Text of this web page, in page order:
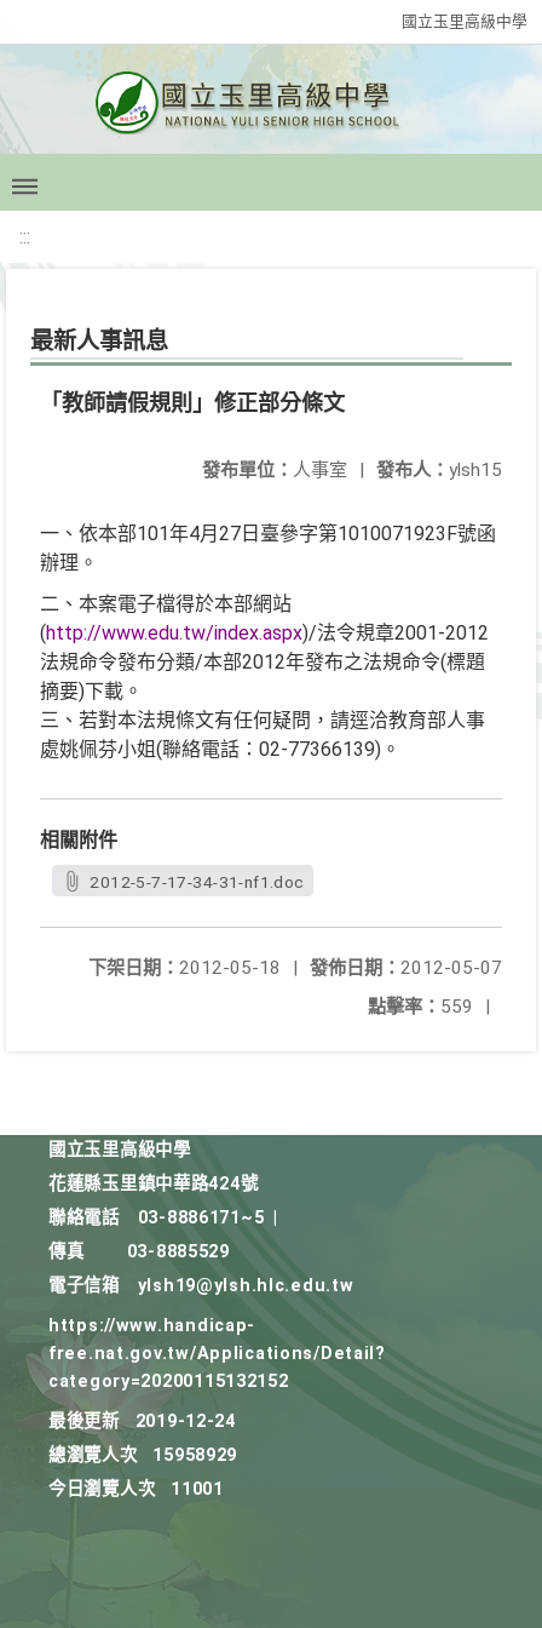
國立玉里高級中學
:::
最新人事訊息
「教師請假規則」修正部分條文
發布人： ylsh15
發布單位： 人事室 |
一、依本部101年4月27日臺參字第1010071923F號函
辦理。
二、本案電子檔得於本部網站
(http://www.edu.tw/index.aspx)/法令規章2001-2012
法規命令發布分類/本部2012年發布之法規命令(標題
摘要)下載。
三、若對本法規條文有任何疑問，請逕洽教育部人事
處姚佩芬小姐(聯絡電話：02-77366139)。
相關附件
2012-5-7-17-34-31-nf1.doc
發佈日期： 2012-05-07
下架日期： 2012-05-18
|
點擊率： 559 |
國立玉里高級中學
花蓮縣玉里鎮中華路424號
聯絡電話
03-8886171~5
傳真
03-8885529
電子信箱
ylsh19@ylsh.hlc.edu.tw
https://www.handicap-
free.nat.gov.tw/Applications/Detail?
category=20200115132152
最後更新
2019-12-24
總瀏覽人次
15958929
今日瀏覽人次
11001